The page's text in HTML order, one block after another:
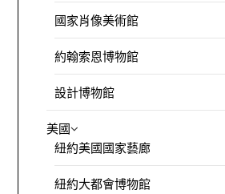
國家肖像美術館
約翰索恩博物館
設計博物館
美國
紐約美國國家藝廊
紐約大都會博物館